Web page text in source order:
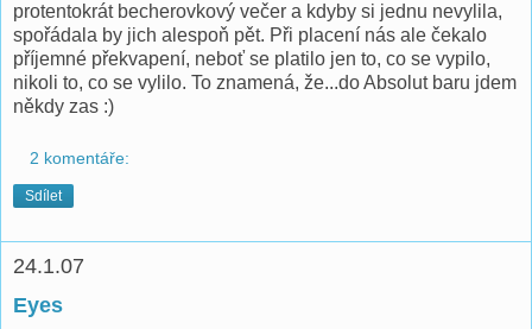
protentokrát becherovkový večer a kdyby si jednu nevylila,
spořádala by jich alespoň pět. Při placení nás ale čekalo
příjemné překvapení, neboť se platilo jen to, co se vypilo,
nikoli to, co se vylilo. To znamená, že...do Absolut baru jdem
někdy zas :)
2 komentáře:
Sdílet
24.1.07
Eyes